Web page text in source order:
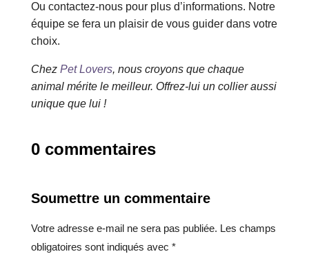
Ou contactez-nous pour plus d’informations. Notre
équipe se fera un plaisir de vous guider dans votre
choix.
Chez Pet Lovers, nous croyons que chaque
animal mérite le meilleur. Offrez-lui un collier aussi
unique que lui !
0 commentaires
Soumettre un commentaire
Votre adresse e-mail ne sera pas publiée. Les champs
obligatoires sont indiqués avec *